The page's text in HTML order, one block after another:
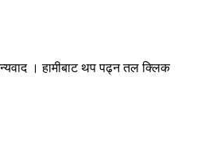
। हामीबाट थप पढ्न तल क्लिक